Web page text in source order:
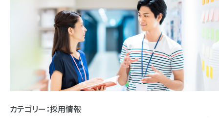
カテゴリー：採用情報